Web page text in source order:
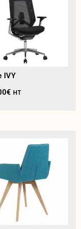
IVY
€ HT